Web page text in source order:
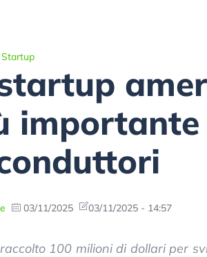
03/11/2025 03/11/2025 - 14:57
100 milioni di dollari per